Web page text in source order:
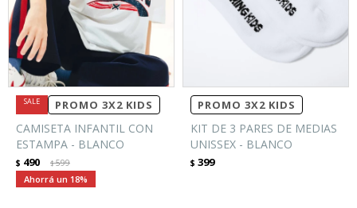
PROMO 3X2 KIDS
CAMISETA INFANTIL CON
ESTAMPA - BLANCO
$ 490 $599
18
PROMO 3X2 KIDS
KIT DE 3 PARES DE MEDIAS
UNISSEX - BLANCO
$ 399